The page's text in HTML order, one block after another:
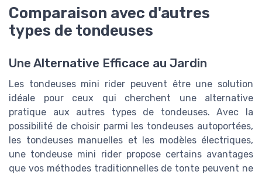
Comparaison avec d'autres
types de tondeuses
Une Alternative Efficace au Jardin
Les tondeuses mini rider peuvent être une solution
idéale pour ceux qui cherchent une alternative
pratique aux autres types de tondeuses. Avec la
possibilité de choisir parmi les tondeuses autoportées,
les tondeuses manuelles et les modèles électriques,
une tondeuse mini rider propose certains avantages
que vos méthodes traditionnelles de tonte peuvent ne